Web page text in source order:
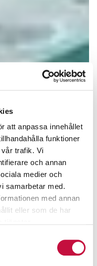
att anpassa innehållet
funktioner
trafik. Vi
och annan
medier och
samarbetar med.
med annan
eller som de har